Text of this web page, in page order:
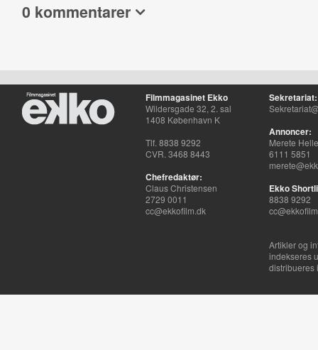
0 kommentarer
Filmmagasinet Ekko
Wildersgade 32, 2. sal
1408 København K
Tlf. 8838 9292
CVR. 3468 8443
Chefredaktør:
Claus Christensen
2729 0011
cc@ekkofilm.dk
Sekretariat:
Annoncer:
Merete
6111 5851
Ekko
8838 9292
Artikler og
indekseres
distribueres